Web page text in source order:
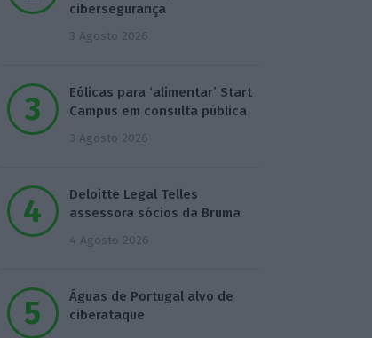
cibersegurança
3 Agosto 2026
Eólicas para ‘alimentar’ Start
Campus em consulta pública
3 Agosto 2026
Deloitte Legal Telles
assessora sócios da Bruma
4 Agosto 2026
Águas de Portugal alvo de
ciberataque